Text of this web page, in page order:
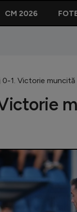
CM 2026
0-1. Victorie